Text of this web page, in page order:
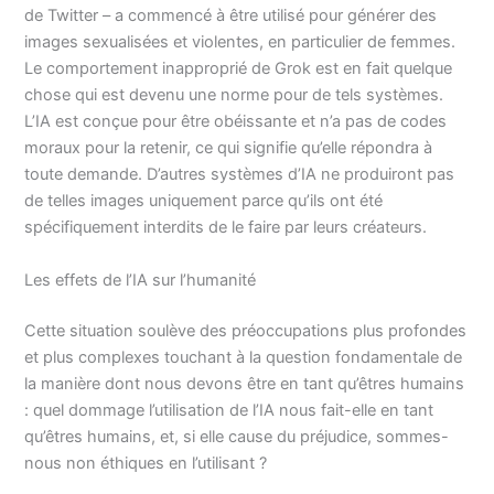
de Twitter – a commencé à être utilisé pour générer des
images sexualisées et violentes, en particulier de femmes.
Le comportement inapproprié de Grok est en fait quelque
chose qui est devenu une norme pour de tels systèmes.
L’IA est conçue pour être obéissante et n’a pas de codes
moraux pour la retenir, ce qui signifie qu’elle répondra à
toute demande. D’autres systèmes d’IA ne produiront pas
de telles images uniquement parce qu’ils ont été
spécifiquement interdits de le faire par leurs créateurs.
Les effets de l’IA sur l’humanité
Cette situation soulève des préoccupations plus profondes
et plus complexes touchant à la question fondamentale de
la manière dont nous devons être en tant qu’êtres humains
: quel dommage l’utilisation de l’IA nous fait-elle en tant
qu’êtres humains, et, si elle cause du préjudice, sommes-
nous non éthiques en l’utilisant ?